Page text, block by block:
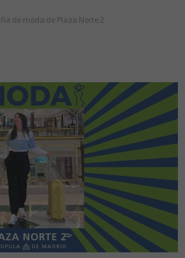
de moda de Plaza Norte 2